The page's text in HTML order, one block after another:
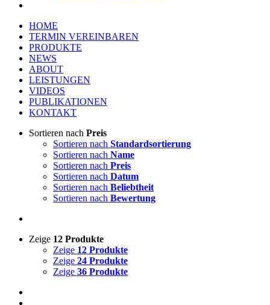
HOME
TERMIN VEREINBAREN
PRODUKTE
NEWS
ABOUT
LEISTUNGEN
VIDEOS
PUBLIKATIONEN
KONTAKT
Sortieren nach Preis
Sortieren nach Standardsortierung
Sortieren nach Name
Sortieren nach Preis
Sortieren nach Datum
Sortieren nach Beliebtheit
Sortieren nach Bewertung
Zeige 12 Produkte
Zeige 12 Produkte
Zeige 24 Produkte
Zeige 36 Produkte